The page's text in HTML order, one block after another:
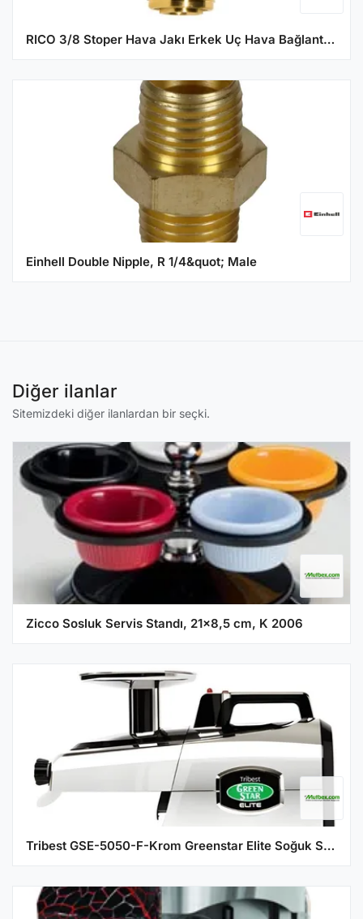
RICO 3/8 Stoper Hava Jakı Erkek Uç Hava Bağlantı Aparatı
Einhell Double Nipple, R 1/4&quot; Male
Diğer ilanlar
Sitemizdeki diğer ilanlardan bir seçki.
Zicco Sosluk Servis Standı, 21x8,5 cm, K 2006
Tribest GSE-5050-F-Krom Greenstar Elite Soğuk Sıkım Meyve ve Sebze Sıkacağı